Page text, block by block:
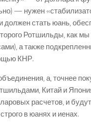
— нужен
должен стать юань,
Ротшильды, как
а также
КНР.
а, точнее
Китай и
расчетов, и
в юанях и иенах.